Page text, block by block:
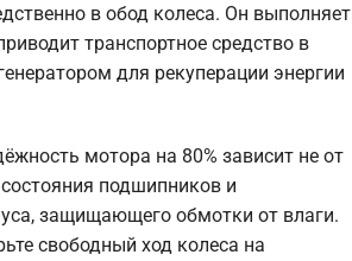
в обод колеса. Он выполняет
транспортное средство в
для рекуперации энергии
мотора на 80% зависит не от
подшипников и
защищающего обмотки от влаги.
свободный ход колеса на